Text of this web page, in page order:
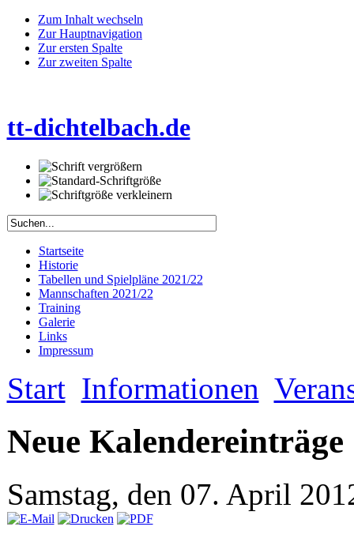
Zum Inhalt wechseln
Zur Hauptnavigation
Zur ersten Spalte
Zur zweiten Spalte
tt-dichtelbach.de
Startseite
Historie
Tabellen und Spielpläne 2021/22
Mannschaften 2021/22
Training
Galerie
Links
Impressum
Start Informationen
Neue Kalendereinträge
Samstag, den 07. April